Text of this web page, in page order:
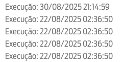
Execução: 30/08/2025 21:14:59
Execução: 22/08/2025 02:36:50
Execução: 22/08/2025 02:36:50
Execução: 22/08/2025 02:36:50
Execução: 22/08/2025 02:36:50